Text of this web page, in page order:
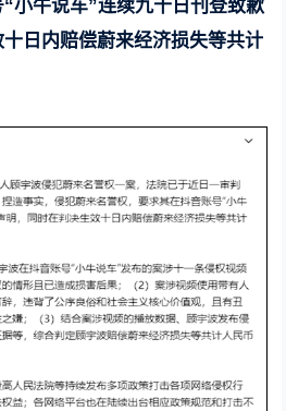
小牛说车”连续九十日刊登致歉
日内赔偿蔚来经济损失等共计